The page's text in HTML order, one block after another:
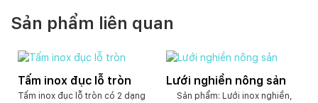
Sản phẩm liên quan
Tấm inox đục lỗ tròn
Tấm inox đục lỗ tròn có 2 dạng
Lưới nghiền nông sản
Sản phẩm: Lưới inox nghiền,